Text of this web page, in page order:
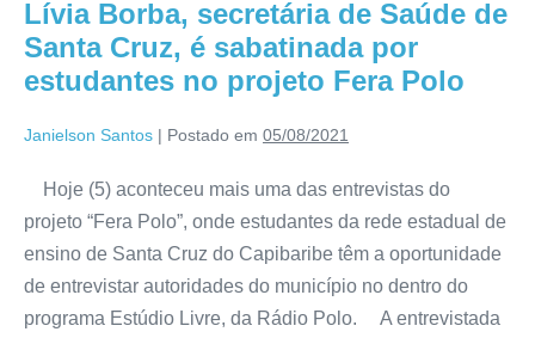
Lívia Borba, secretária de Saúde de
Santa Cruz, é sabatinada por
estudantes no projeto Fera Polo
Janielson Santos | Postado em 05/08/2021
Hoje (5) aconteceu mais uma das entrevistas do
projeto “Fera Polo”, onde estudantes da rede estadual de
ensino de Santa Cruz do Capibaribe têm a oportunidade
de entrevistar autoridades do município no dentro do
programa Estúdio Livre, da Rádio Polo. A entrevistada